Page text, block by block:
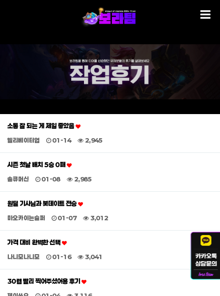
소통 잘 되는 게 제일 좋았음
엘리베이터업 01-14 2,945
시즌 첫날 배치 5승 0패
솔큐머신 01-08 2,985
원딜 기사님과 봇데이트 전승
마오카이는슬퍼 01-07 3,012
가격 대비 완벽한 선택
나니모나니모 01-16 3,041
30렙 빨리 찍어주셨어용 후기